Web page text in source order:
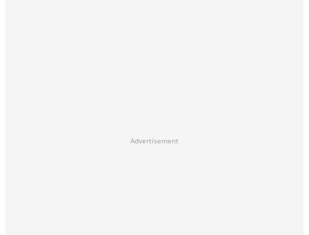
Advertisement